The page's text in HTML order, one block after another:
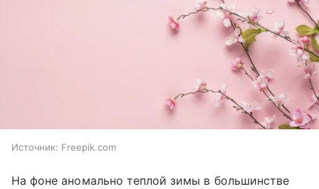
Источник: Freepik.com
На фоне аномально теплой зимы в большинстве